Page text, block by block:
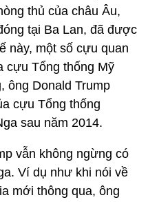
thủ của châu Âu,
tại Ba Lan, đã được
này, một số cựu quan
cựu Tổng thống Mỹ
ông Donald Trump
cựu Tổng thống
sau năm 2014.
vẫn không ngừng có
Ví dụ như khi nói về
mới thông qua, ông